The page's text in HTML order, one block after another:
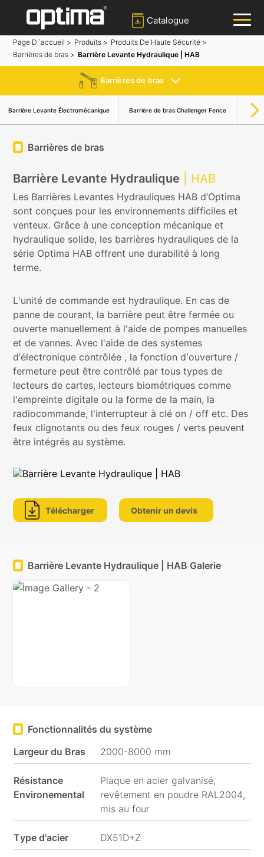
Recherche
Barrière
Portail coulissant
Catalogue
Médias
Page D´accueil > Produits > Produits De Haute Sécurité >
Barrières de bras > Barrière Levante Hydraulique | HAB
Barrières de bras
Barrière Levante Électromécanique Barrière de bras Challenger Fence
Barrières de bras
Barrière Levante Hydraulique | HAB
Les Barrières Levantes Hydrauliques HAB d’Optima
sont conçues pour les environnements difficiles et
venteux. Grâce à une conception mécanique et
hydraulique solide, les barrières hydrauliques de la
série Optima HAB offrent une durabilité à long
terme.
L'unité de commande est hydraulique. En cas de
panne de courant, la barrière peut être fermée ou
ouverte manuellement à l'aide de pompes manuelles
et de vannes. Avec l'aide de des systemes
d’électronique contrôlée , la fonction d'ouverture /
fermeture peut être contrôlé par tous types de
lecteurs de cartes, lecteurs biométriques comme
l'empreinte digitale ou la forme de la main, la
radiocommande, l'interrupteur à clé on / off etc. Des
feux clignotants ou des feux rouges / verts peuvent
être intégrés au système.
Télécharger Obtenir un devis
Barrière Levante Hydraulique | HAB Galerie
Fonctionnalités du système
Largeur du Bras
2000-8000 mm
Résistance
Environemental
Plaque en acier galvanisé,
revêtement en poudre RAL2004,
mis au four
Type d'acier DX51D+Z